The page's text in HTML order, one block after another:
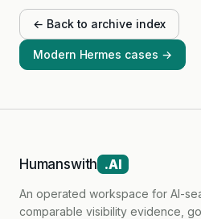
← Back to archive index
Modern Hermes cases →
Humanswith .AI
An operated workspace for AI-
comparable visibility evidence,